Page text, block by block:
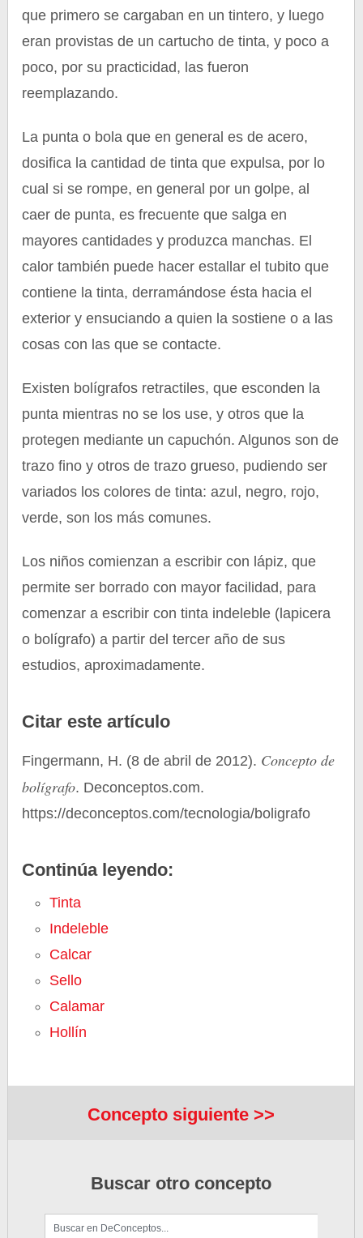
que primero se cargaban en un tintero, y luego
eran provistas de un cartucho de tinta, y poco a
poco, por su practicidad, las fueron
reemplazando.
La punta o bola que en general es de acero,
dosifica la cantidad de tinta que expulsa, por lo
cual si se rompe, en general por un golpe, al
caer de punta, es frecuente que salga en
mayores cantidades y produzca manchas. El
calor también puede hacer estallar el tubito que
contiene la tinta, derramándose ésta hacia el
exterior y ensuciando a quien la sostiene o a las
cosas con las que se contacte.
Existen bolígrafos retractiles, que esconden la
punta mientras no se los use, y otros que la
protegen mediante un capuchón. Algunos son de
trazo fino y otros de trazo grueso, pudiendo ser
variados los colores de tinta: azul, negro, rojo,
verde, son los más comunes.
Los niños comienzan a escribir con lápiz, que
permite ser borrado con mayor facilidad, para
comenzar a escribir con tinta indeleble (lapicera
o bolígrafo) a partir del tercer año de sus
estudios, aproximadamente.
Citar este artículo
Fingermann, H. (8 de abril de 2012). Concepto de
bolígrafo. Deconceptos.com.
https://deconceptos.com/tecnologia/boligrafo
Continúa leyendo:
Tinta
Indeleble
Calcar
Sello
Calamar
Hollín
Concepto siguiente >>
Buscar otro concepto